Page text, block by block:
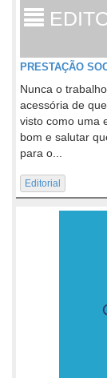
PRESTAÇÃO
Nunca o
acessória de
visto como uma
bom e salutar
para o...
Editorial